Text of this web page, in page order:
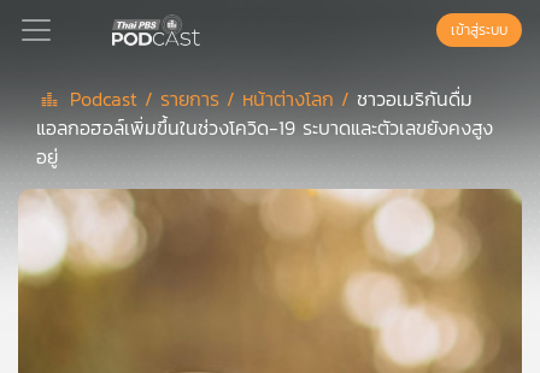
Podcast
เพล
ลิ
เข้าสู่ระบบ
Podcast / รายการ / หน้าต่างโลก / ชาวอเมริกันดื่ม
แอลกอฮอล์เพิ่มขึ้นในช่วงโควิด-19 ระบาดและตัวเลขยังคงสูง
อยู่